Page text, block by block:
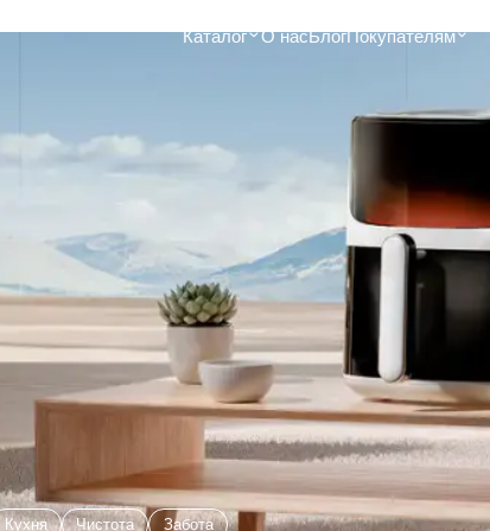
Каталог О насБлогПокупателям
SC-
uClean
Виброплатформа для похудения
3D c EMS токами и нагревом до
Виброплатформа uFit 2D
Standard
6 767 ₽
Виброплатформа uFit 2D Pro с
EMS токами
8 574 ₽
Кухня
Кухня Чистота
Забота